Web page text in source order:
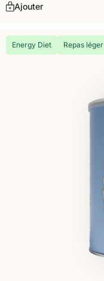
Ajouter
Energy Diet Repas léger